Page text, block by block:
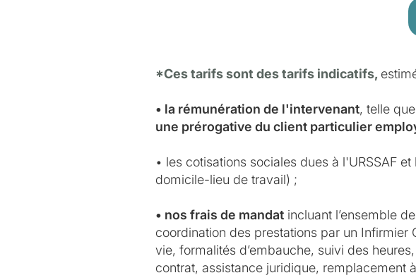
*Ces tarifs sont des tarifs indicatifs,
• la rémunération de l'intervenant, telle
une prérogative du client particulier
• les cotisations sociales dues à l'URSSAF
domicile-lieu de travail) ;
• nos frais de mandat incluant l’ensemble
coordination des prestations par un Infirmier
vie, formalités d’embauche, suivi des
contrat, assistance juridique, remplacement